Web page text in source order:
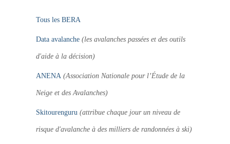
Tous les BERA
Data avalanche (les avalanches passées et des outils
d'aide à la décision)
ANENA (Association Nationale pour l’Étude de la
Neige et des Avalanches)
Skitourenguru (attribue chaque jour un niveau de
risque d'avalanche à des milliers de randonnées à ski)